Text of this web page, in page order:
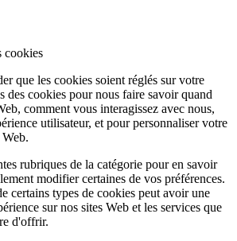
cookies
que les cookies soient réglés sur votre
des cookies pour nous faire savoir quand
comment vous interagissez avec nous,
utilisateur, et pour personnaliser votre
rubriques de la catégorie pour en savoir
modifier certaines de vos préférences.
certains types de cookies peut avoir une
sur nos sites Web et les services que
d'offrir.